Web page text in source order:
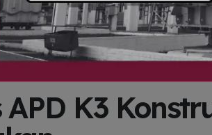
APD K3